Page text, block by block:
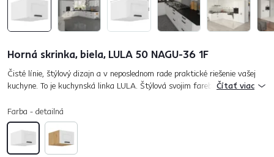
Horná skrinka, biela, LULA 50 NAGU-36 1F
Čisté línie, štýlový dizajn a v neposlednom rade praktické riešenie vašej
kuchyne. To je kuchynská linka LULA. Štýlová svojim farebnýmČítať viac
Farba - detailná